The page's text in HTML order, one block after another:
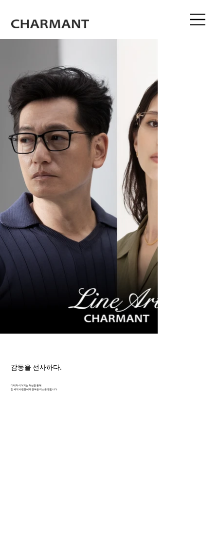
감동을 선사하다.
미래와 이어지는 혁신을 통해
전 세계 사람들에게 행복한 미소를 전합니다.